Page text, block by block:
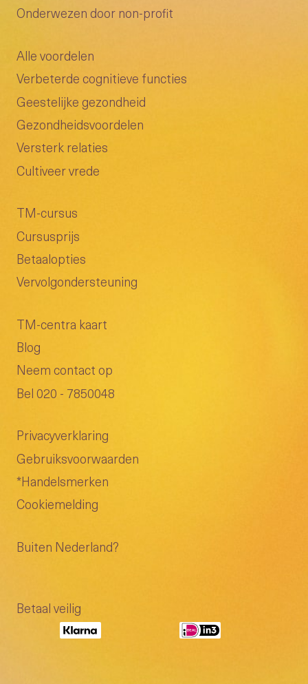
Onderwezen door non-profit
Alle voordelen
Verbeterde cognitieve functies
Geestelijke gezondheid
Gezondheidsvoordelen
Versterk relaties
Cultiveer vrede
TM-cursus
Cursusprijs
Betaalopties
Vervolgondersteuning
TM-centra kaart
Blog
Neem contact op
Bel 020 - 7850048
Privacyverklaring
Gebruiksvoorwaarden
*Handelsmerken
Cookiemelding
Buiten Nederland?
Betaal veilig